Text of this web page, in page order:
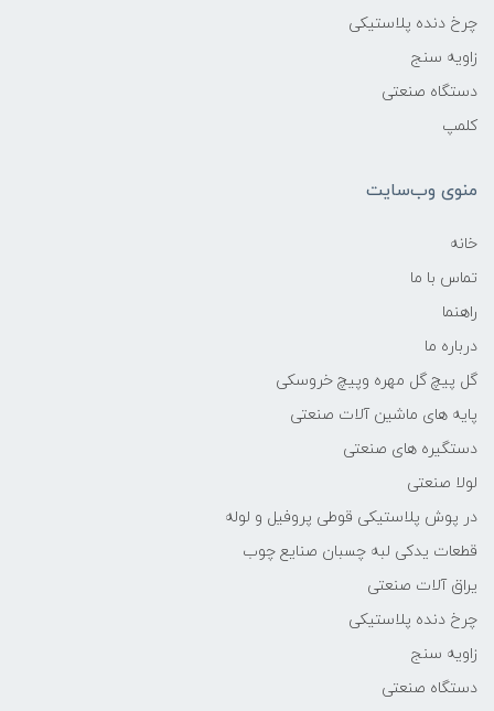
چرخ دنده پلاستیکی
زاویه سنج
دستگاه صنعتی
کلمپ
منوی وب‌سایت
خانه
تماس با ما
راهنما
درباره ما
گل پیچ گل مهره وپیچ خروسکی
پایه های ماشین آلات صنعتی
دستگیره های صنعتی
لولا صنعتی
در پوش پلاستیکی قوطی پروفیل و لوله
قطعات یدکی لبه چسبان صنایع چوب
یراق آلات صنعتی
چرخ دنده پلاستیکی
زاویه سنج
دستگاه صنعتی